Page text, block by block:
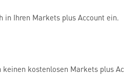
in Ihren Markets plus Account ein.
keinen kostenlosen Markets plus